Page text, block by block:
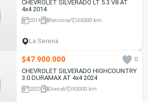
CHEVROLET SILVERADO LT 5.3 V8 AT
4x4 2014
2014 Bencina 55000 km
La Serena
$47.900.000
0
CHEVROLET SILVERADO HIGHCOUNTRY
3.0 DURAMAX AT 4x4 2024
2023 Diesel 92000 km